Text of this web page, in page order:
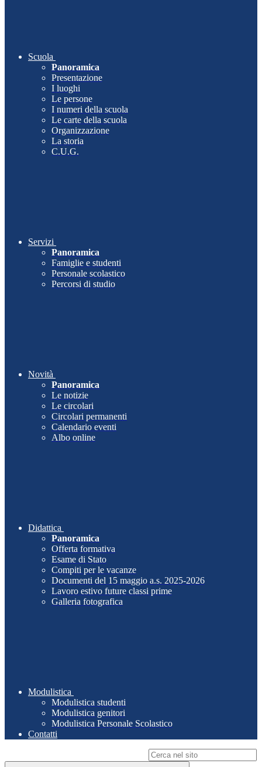
Scuola
Panoramica
Presentazione
I luoghi
Le persone
I numeri della scuola
Le carte della scuola
Organizzazione
La storia
C.U.G.
Servizi
Panoramica
Famiglie e studenti
Personale scolastico
Percorsi di studio
Novità
Panoramica
Le notizie
Le circolari
Circolari permanenti
Calendario eventi
Albo online
Didattica
Panoramica
Offerta formativa
Esame di Stato
Compiti per le vacanze
Documenti del 15 maggio a.s. 2025-2026
Lavoro estivo future classi prime
Galleria fotografica
Modulistica
Modulistica studenti
Modulistica genitori
Modulistica Personale Scolastico
Contatti